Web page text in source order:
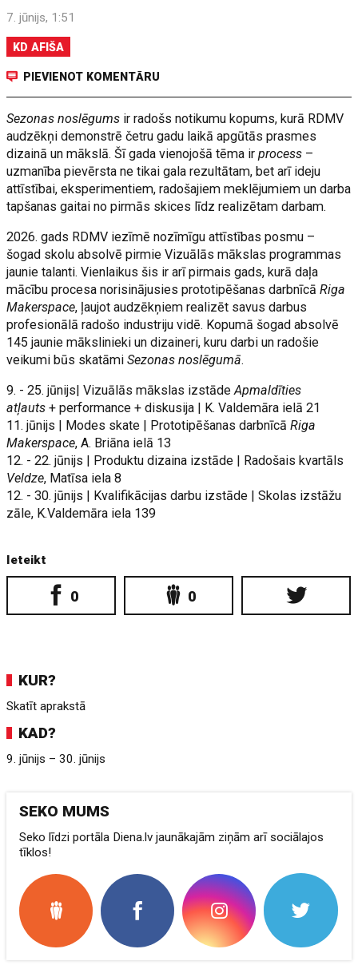
7. jūnijs, 1:51
KD AFIŠA
PIEVIENOT KOMENTĀRU
Sezonas noslēgums ir radošs notikumu kopums, kurā RDMV
audzēkņi demonstrē četru gadu laikā apgūtās prasmes
dizainā un mākslā. Šī gada vienojošā tēma irprocess –
uzmanība pievērsta ne tikai gala rezultātam, bet arī ideju
attīstībai, eksperimentiem, radošajiem meklējumiem un darba
tapšanas gaitai no pirmās skices līdz realizētam darbam.
2026. gads RDMV iezīmē nozīmīgu attīstības posmu –
šogad skolu absolvē pirmie Vizuālās mākslas programmas
jaunie talanti. Vienlaikus šis ir arī pirmais gads, kurā daļa
mācību procesa norisinājusies prototipēšanas darbnīcāRiga
Makerspace, ļaujot audzēkņiem realizēt savus darbus
profesionālā radošo industriju vidē. Kopumā šogad absolvē
145 jaunie mākslinieki un dizaineri, kuru darbi un radošie
veikumi būs skatāmiSezonas noslēgumā.
9. - 25. jūnijs| Vizuālās mākslas izstādeApmaldīties
atļauts + performance + diskusija | K. Valdemāra ielā 21
11. jūnijs | Modes skate | Prototipēšanas darbnīcāRiga
Makerspace, A. Briāna ielā 13
12. - 22. jūnijs | Produktu dizaina izstāde | Radošais kvartāls
Veldze, Matīsa iela 8
12. - 30. jūnijs | Kvalifikācijas darbu izstāde | Skolas izstāžu
zāle, K.Valdemāra iela 139
Ieteikt
0 0
KUR?
Skatīt aprakstā
KAD?
9. jūnijs – 30. jūnijs
SEKO MUMS
Seko līdzi portāla Diena.lv jaunākajām ziņām arī sociālajos
tīklos!